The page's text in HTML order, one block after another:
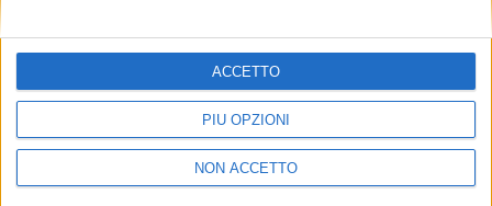
PIÙ OPZIONI
NON ACCETTO
ACCETTO